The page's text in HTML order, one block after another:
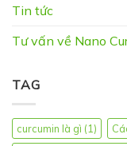
Tin tức
Tư vấn về Nano
TAG
curcumin là gì (1)